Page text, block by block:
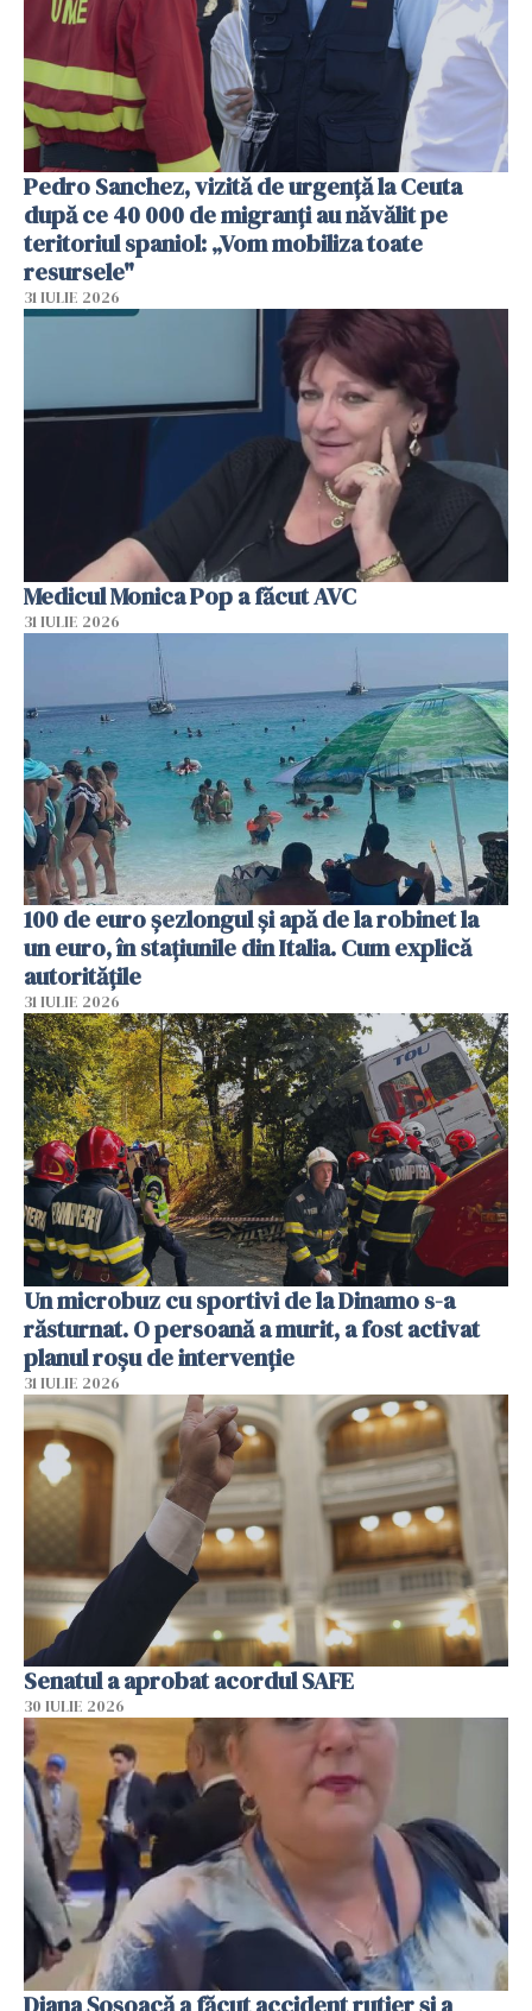
Pedro Sanchez, vizită de urgență la Ceuta
după ce 40 000 de migranți au năvălit pe
teritoriul spaniol: „Vom mobiliza toate
resursele"
31 IULIE 2026
Medicul Monica Pop a făcut AVC
31 IULIE 2026
100 de euro șezlongul și apă de la robinet la
un euro, în stațiunile din Italia. Cum explică
autoritățile
31 IULIE 2026
Un microbuz cu sportivi de la Dinamo s-a
răsturnat. O persoană a murit, a fost activat
planul roșu de intervenție
31 IULIE 2026
Senatul a aprobat acordul SAFE
30 IULIE 2026